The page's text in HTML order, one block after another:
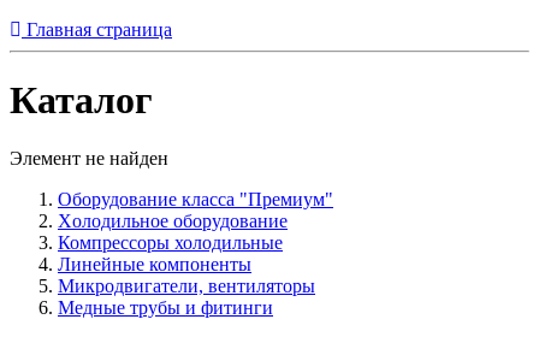
Главная страница
Каталог
Элемент не найден
Оборудование класса "Премиум"
Xолодильное оборудование
Компрессоры холодильные
Линейные компоненты
Микродвигатели, вентиляторы
Медные трубы и фитинги